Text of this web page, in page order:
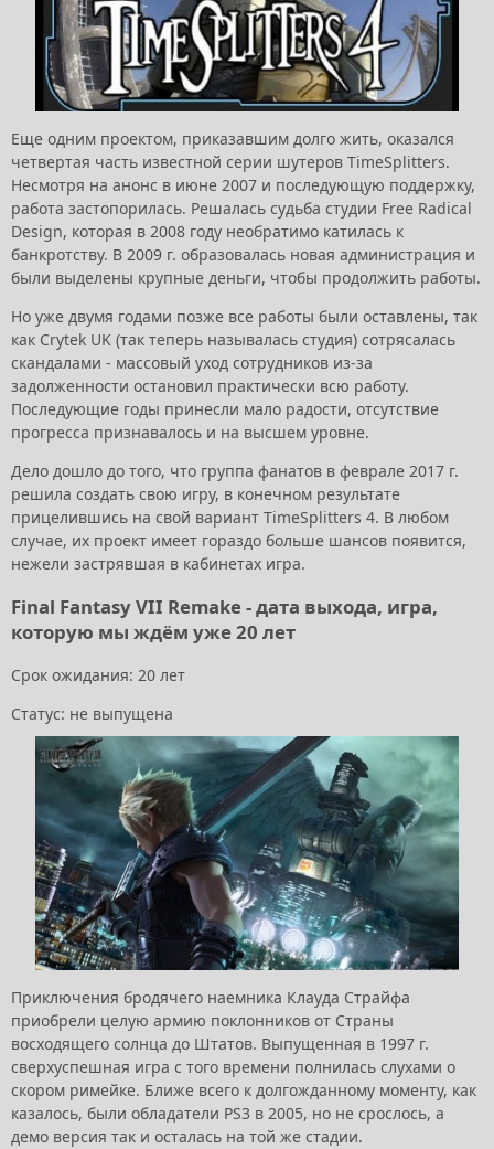
Еще одним проектом, приказавшим долго жить, оказался
четвертая часть известной серии шутеров TimeSplitters.
Несмотря на анонс в июне 2007 и последующую поддержку,
работа застопорилась. Решалась судьба студии Free Radical
Design, которая в 2008 году необратимо катилась к
банкротству. В 2009 г. образовалась новая администрация и
были выделены крупные деньги, чтобы продолжить работы.
Но уже двумя годами позже все работы были оставлены, так
как Crytek UK (так теперь называлась студия) сотрясалась
скандалами - массовый уход сотрудников из-за
задолженности остановил практически всю работу.
Последующие годы принесли мало радости, отсутствие
прогресса признавалось и на высшем уровне.
Дело дошло до того, что группа фанатов в феврале 2017 г.
решила создать свою игру, в конечном результате
прицелившись на свой вариант TimeSplitters 4. В любом
случае, их проект имеет гораздо больше шансов появится,
нежели застрявшая в кабинетах игра.
Final Fantasy VII Remake - дата выхода, игра,
которую мы ждём уже 20 лет
Срок ожидания: 20 лет
Статус: не выпущена
Приключения бродячего наемника Клауда Страйфа
приобрели целую армию поклонников от Страны
восходящего солнца до Штатов. Выпущенная в 1997 г.
сверхуспешная игра с того времени полнилась слухами о
скором римейке. Ближе всего к долгожданному моменту, как
казалось, были обладатели PS3 в 2005, но не срослось, а
демо версия так и осталась на той же стадии.